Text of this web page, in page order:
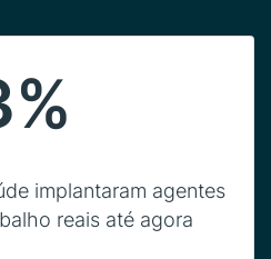
implantaram agentes
reais até agora